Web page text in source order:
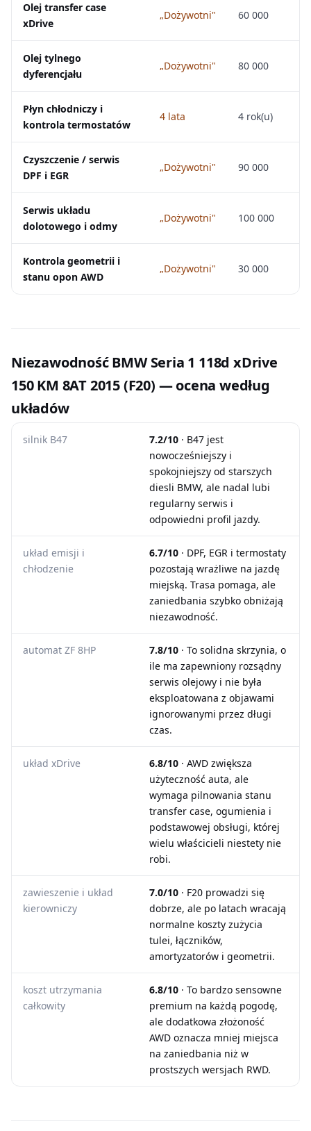
Olej transfer case
xDrive
„Dożywotni" 60 000
Olej tylnego
dyferencjału
„Dożywotni" 80 000
Płyn chłodniczy i
kontrola termostatów
4 lata 4 rok(u)
Czyszczenie / serwis
DPF i EGR
„Dożywotni" 90 000
Serwis układu
dolotowego i odmy
„Dożywotni" 100 000
Kontrola geometrii i
stanu opon AWD
„Dożywotni" 30 000
Niezawodność BMW Seria 1 118d xDrive
150 KM 8AT 2015 (F20) — ocena według
układów
silnik B47 7.2/10 · B47 jest
nowocześniejszy i
spokojniejszy od starszych
diesli BMW, ale nadal lubi
regularny serwis i
odpowiedni profil jazdy.
układ emisji i
chłodzenie
6.7/10 · DPF, EGR i termostaty
pozostają wrażliwe na jazdę
miejską. Trasa pomaga, ale
zaniedbania szybko obniżają
niezawodność.
automat ZF 8HP 7.8/10 · To solidna skrzynia, o
ile ma zapewniony rozsądny
serwis olejowy i nie była
eksploatowana z objawami
ignorowanymi przez długi
czas.
układ xDrive 6.8/10 · AWD zwiększa
użyteczność auta, ale
wymaga pilnowania stanu
transfer case, ogumienia i
podstawowej obsługi, której
wielu właścicieli niestety nie
robi.
zawieszenie i układ
kierowniczy
7.0/10 · F20 prowadzi się
dobrze, ale po latach wracają
normalne koszty zużycia
tulei, łączników,
amortyzatorów i geometrii.
koszt utrzymania
całkowity
6.8/10 · To bardzo sensowne
premium na każdą pogodę,
ale dodatkowa złożoność
AWD oznacza mniej miejsca
na zaniedbania niż w
prostszych wersjach RWD.